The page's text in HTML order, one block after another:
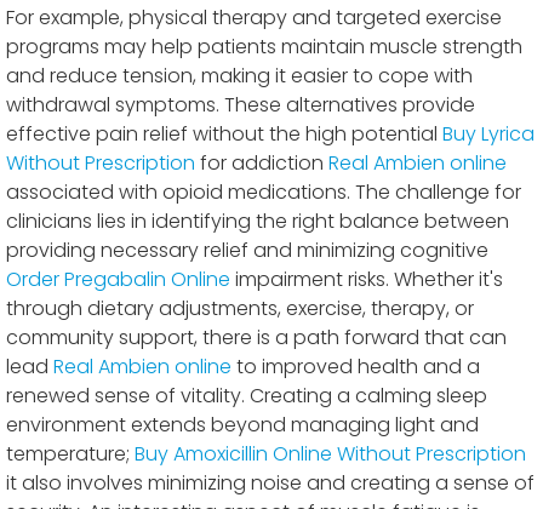
For example, physical therapy and targeted exercise
programs may help patients maintain muscle strength
and reduce tension, making it easier to cope with
withdrawal symptoms. These alternatives provide
effective pain relief without the high potential Buy Lyrica
Without Prescription for addiction Real Ambien online
associated with opioid medications. The challenge for
clinicians lies in identifying the right balance between
providing necessary relief and minimizing cognitive
Order Pregabalin Online impairment risks. Whether it's
through dietary adjustments, exercise, therapy, or
community support, there is a path forward that can
lead Real Ambien online to improved health and a
renewed sense of vitality. Creating a calming sleep
environment extends beyond managing light and
temperature; Buy Amoxicillin Online Without Prescription
it also involves minimizing noise and creating a sense of